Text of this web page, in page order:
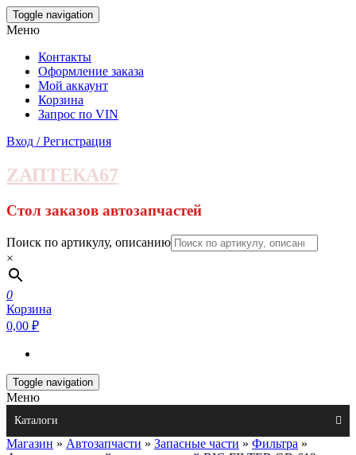
Skip
to
content
Toggle navigation
Меню
Контакты
Оформление заказа
Мой аккаунт
Корзина
Запрос по VIN
Вход / Регистрация
ZАПТЕКА67
Стол заказов автозапчастей
Поиск по артикулу, описанию
×
0
Корзина
0,00 ₽
Toggle navigation
Меню
Каталоги
Магазин » Автозапчасти » Запасные части » Фильтра »